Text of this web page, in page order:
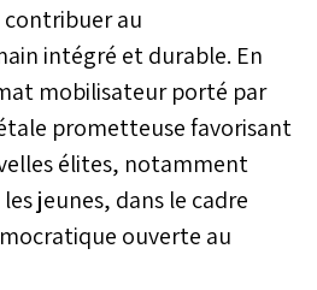
contribuer au
intégré et durable. En
mobilisateur porté par
prometteuse favorisant
élites, notamment
jeunes, dans le cadre
ouverte au